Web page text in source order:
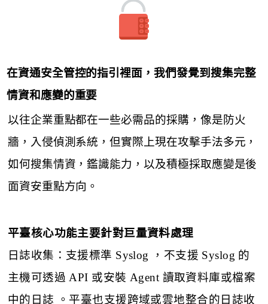
在資通安全管控的指引裡⾯，我們發覺到搜集完整
情資和應變的重要
以往企業重點都在⼀些必需品的採購，像是防火
牆，入侵偵測系統，但實際上現在攻擊⼿法多元，
如何搜集情資，鑑識能⼒，以及積極採取應變是後
⾯資安重點⽅向。
平臺核心功能主要針對巨量資料處理
日誌收集：支援標準 Syslog ，不支援 Syslog 的
主機可透過 API 或安裝 Agent 讀取資料庫或檔案
中的日誌 。平臺也支援跨域或雲地整合的日誌收